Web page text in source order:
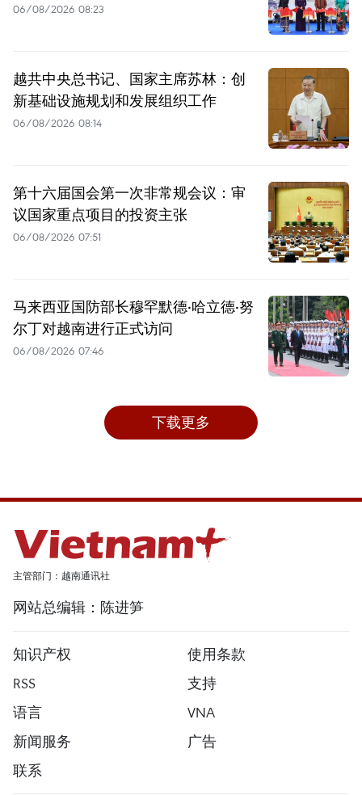
06/08/2026 08:23
越共中央总书记、国家主席苏林：创
新基础设施规划和发展组织工作
06/08/2026 08:14
第十六届国会第一次非常规会议：审
议国家重点项目的投资主张
06/08/2026 07:51
马来西亚国防部长穆罕默德·哈立德·努
尔丁对越南进行正式访问
06/08/2026 07:46
下载更多
主管部门：越南通讯社
网站总编辑：陈进笋
知识产权
使用条款
RSS
支持
语言
VNA
新闻服务
广告
联系